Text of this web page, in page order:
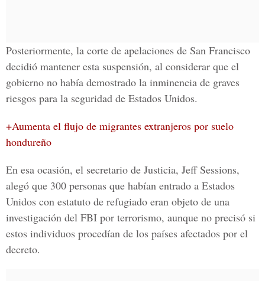
Posteriormente, la corte de apelaciones de San Francisco
decidió mantener esta suspensión, al considerar que el
gobierno no había demostrado la inminencia de graves
riesgos para la seguridad de Estados Unidos.
+Aumenta el flujo de migrantes extranjeros por suelo
hondureño
En esa ocasión, el secretario de Justicia, Jeff Sessions,
alegó que 300 personas que habían entrado a Estados
Unidos con estatuto de refugiado eran objeto de una
investigación del FBI por terrorismo, aunque no precisó si
estos individuos procedían de los países afectados por el
decreto.